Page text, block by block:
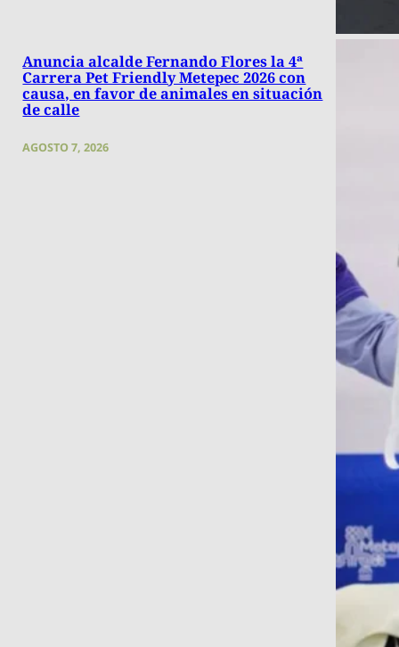
Anuncia alcalde Fernando Flores la 4ª
Carrera Pet Friendly Metepec 2026 con
causa, en favor de animales en situación
de calle
AGOSTO 7, 2026